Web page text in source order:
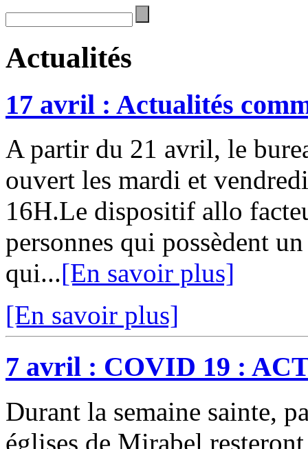
Actualités
17 avril : Actualités
A partir du 21 avril, le
ouvert les mardi et
16H.Le dispositif allo
personnes qui possèdent
qui...[En savoir plus]
[En savoir plus]
7 avril : COVID 19 :
Durant la semaine sainte,
églises de Mirabel